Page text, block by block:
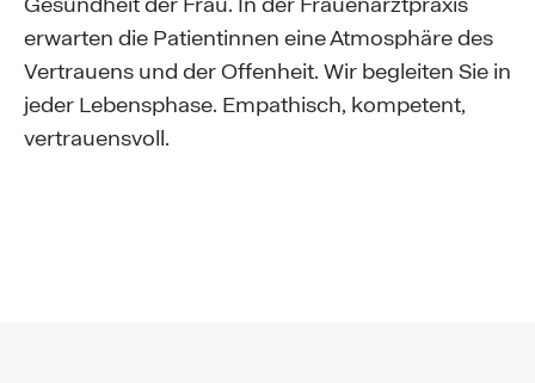
erwarten die Patientinnen eine Atmosphäre des
Vertrauens und der Offenheit. Wir begleiten Sie in
jeder Lebensphase. Empathisch, kompetent,
vertrauensvoll.